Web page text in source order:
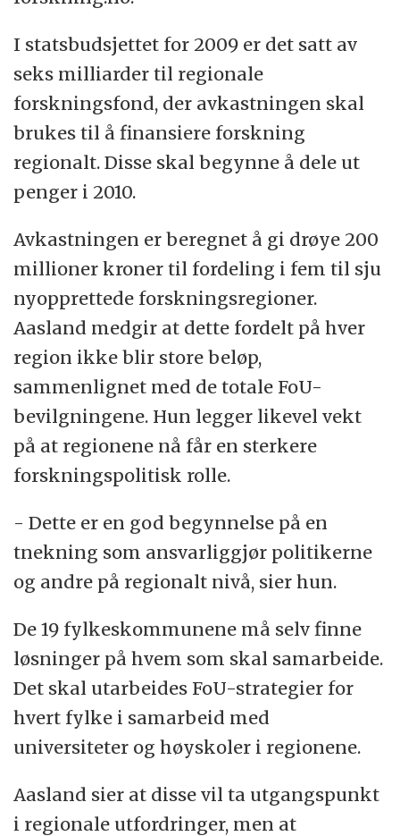
I statsbudsjettet for 2009 er det satt av
seks milliarder til regionale
forskningsfond, der avkastningen skal
brukes til å finansiere forskning
regionalt. Disse skal begynne å dele ut
penger i 2010.
Avkastningen er beregnet å gi drøye 200
millioner kroner til fordeling i fem til sju
nyopprettede forskningsregioner.
Aasland medgir at dette fordelt på hver
region ikke blir store beløp,
sammenlignet med de totale FoU-
bevilgningene. Hun legger likevel vekt
på at regionene nå får en sterkere
forskningspolitisk rolle.
- Dette er en god begynnelse på en
tnekning som ansvarliggjør politikerne
og andre på regionalt nivå, sier hun.
De 19 fylkeskommunene må selv finne
løsninger på hvem som skal samarbeide.
Det skal utarbeides FoU-strategier for
hvert fylke i samarbeid med
universiteter og høyskoler i regionene.
Aasland sier at disse vil ta utgangspunkt
i regionale utfordringer, men at